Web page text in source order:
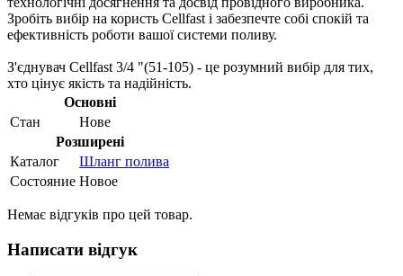
Зробіть вибір на користь Cellfast і забезпечте собі спокій та
ефективність роботи вашої системи поливу.
З'єднувач Cellfast 3/4 "(51-105) - це розумний вибір для тих,
хто цінує якість та надійність.
Основні
Стан
Нове
Розширені
Каталог
Шланг полива
Состояние Новое
Немає відгуків про цей товар.
Написати відгук